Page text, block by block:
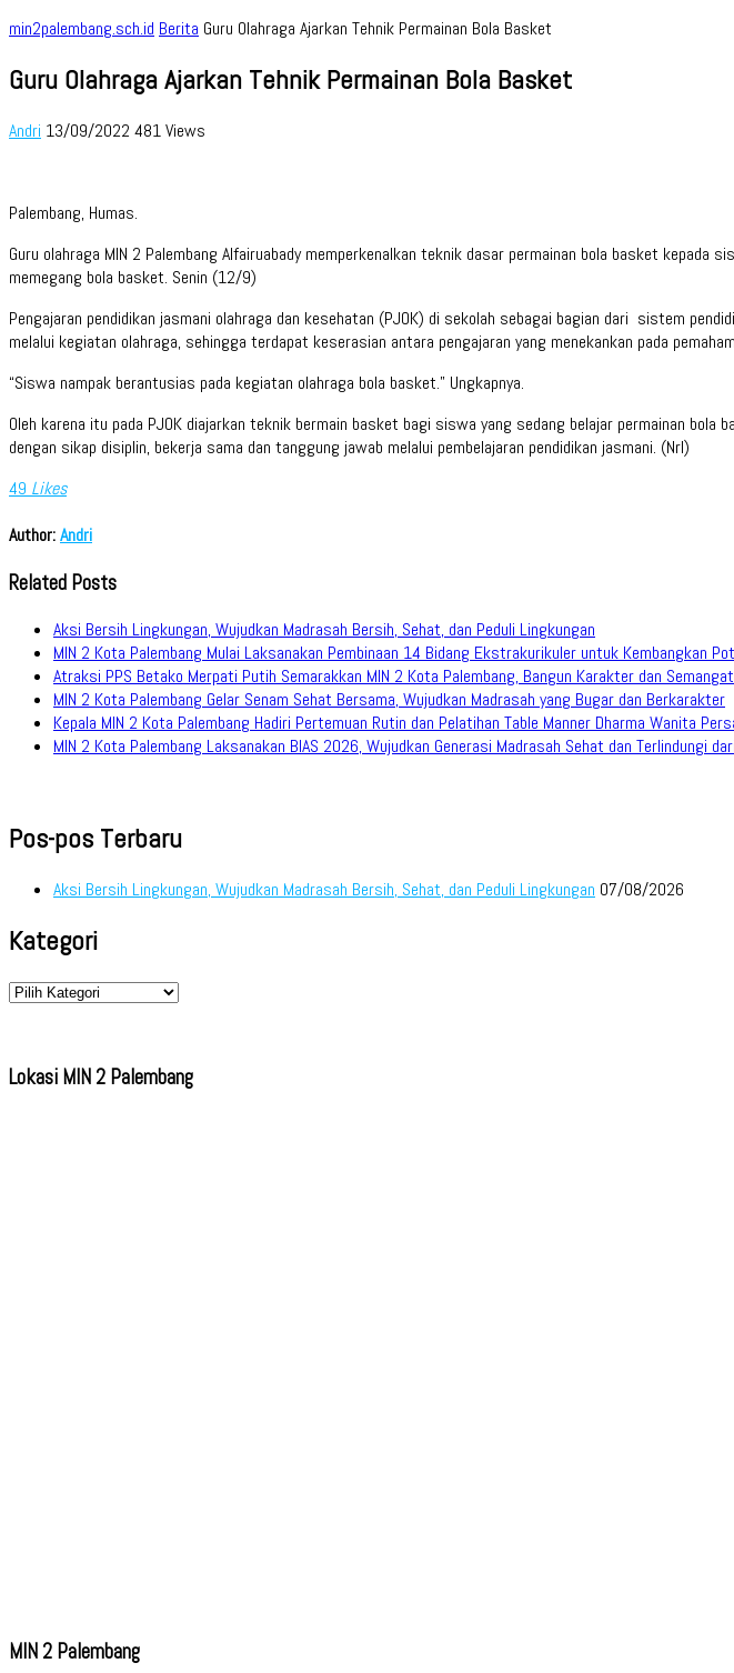
min2palembang.sch.id Berita Guru Olahraga Ajarkan Tehnik Permainan Bola Basket
Guru Olahraga Ajarkan Tehnik Permainan Bola Basket
Andri 13/09/2022 481 Views
Palembang, Humas.
Guru olahraga MIN 2 Palembang Alfairuabady memperkenalkan teknik dasar permainan bola basket
memegang bola basket. Senin (12/9)
Pengajaran pendidikan jasmani olahraga dan kesehatan (PJOK) di sekolah sebagai bagian dari sistem
melalui kegiatan olahraga, sehingga terdapat keserasian antara pengajaran yang menekankan pada
“Siswa nampak berantusias pada kegiatan olahraga bola basket.” Ungkapnya.
Oleh karena itu pada PJOK diajarkan teknik bermain basket bagi siswa yang sedang belajar permainan
dengan sikap disiplin, bekerja sama dan tanggung jawab melalui pembelajaran pendidikan jasmani. (Nrl)
49 Likes
Author:Andri
Related Posts
Aksi Bersih Lingkungan, Wujudkan Madrasah Bersih, Sehat, dan Peduli Lingkungan
MIN 2 Kota Palembang Mulai Laksanakan Pembinaan 14 Bidang Ekstrakurikuler untuk Kembangkan
Atraksi PPS Betako Merpati Putih Semarakkan MIN 2 Kota Palembang, Bangun Karakter dan
MIN 2 Kota Palembang Gelar Senam Sehat Bersama, Wujudkan Madrasah yang Bugar dan Berkarakter
Kepala MIN 2 Kota Palembang Hadiri Pertemuan Rutin dan Pelatihan Table Manner Dharma Wanita
MIN 2 Kota Palembang Laksanakan BIAS 2026, Wujudkan Generasi Madrasah Sehat dan Terlindungi
Pos-pos Terbaru
Aksi Bersih Lingkungan, Wujudkan Madrasah Bersih, Sehat, dan Peduli Lingkungan 07/08/2026
Kategori
Kategori
Lokasi MIN 2 Palembang
MIN 2 Palembang